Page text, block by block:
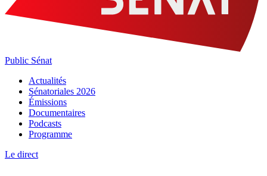
Public Sénat
Actualités
Sénatoriales 2026
Émissions
Documentaires
Podcasts
Programme
Le direct